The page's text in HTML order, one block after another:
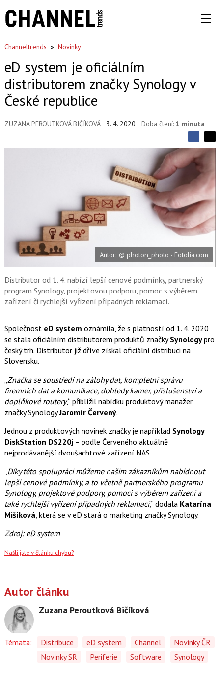
Channeltrends » Novinky
eD system je oficiálním
distributorem značky Synology v
České republice
ZUZANA PEROUTKOVÁ BIČÍKOVÁ 3. 4. 2020 Doba čtení: 1 minuta
S
d
í
l
e
t
S
í
j
t
e
n
a
F
a
c
b
o
o
u
e
t
n
s
t
X
Autor: © photon_photo - Fotolia.com
Distributor od 1. 4. nabízí lepší cenové podmínky, partnerský
program Synology, projektovou podporu, pomoc s výběrem
zařízení či rychlejší vyřízení případných reklamací.
Společnost eD system oznámila, že s platností od 1. 4. 2020
se stala oficiálním distributorem produktů značkySynologypro
český trh. Distributor již dříve získal oficiální distribuci na
Slovensku.
„Značka se soustředí na zálohy dat, kompletní správu
firemních dat a komunikace, dohledy kamer, příslušenství a
doplňkové routery,“ přiblížil nabídku produktový manažer
značky SynologyJaromír Červený.
Jednou z produktových novinek značky je například Synology
DiskStation DS220j– podle Červeného aktuálně
nejprodávanější dvoušachtové zařízení NAS.
„Díky této spolupráci můžeme našim zákazníkům nabídnout
lepší cenové podmínky, a to včetně partnerského programu
Synology, projektové podpory, pomoci s výběrem zařízení a
také rychlejší vyřízení případných reklamací,“ dodala Katarína
Mišíková, která se v eD stará o marketing značky Synology.
Zdroj: eD system
Našli jste v článku chybu?
Autor článku
Zuzana Peroutková Bičíková
Témata: Distribuce eD system Channel
Novinky ČR
Novinky SR
Periferie Software Synology